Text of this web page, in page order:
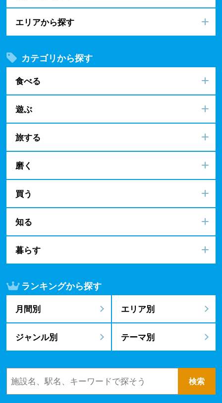
エリアから探す
カテゴリから探す
食べる
遊ぶ
旅する
磨く
買う
知る
暮らす
ランキングから探す
月間別 エリア別
ジャンル別 テーマ別